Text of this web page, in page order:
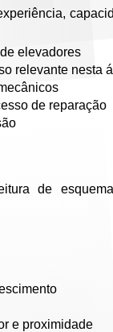
elevadores
relevante nesta
de reparação
de
e proximidade